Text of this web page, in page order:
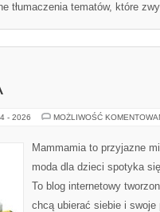
tłumaczenia tematów, które
- 2026 MOŻLIWOŚĆ
Mammamia to przyjazne
moda dla dzieci spotyka
To blog internetowy
chcą ubierać siebie i